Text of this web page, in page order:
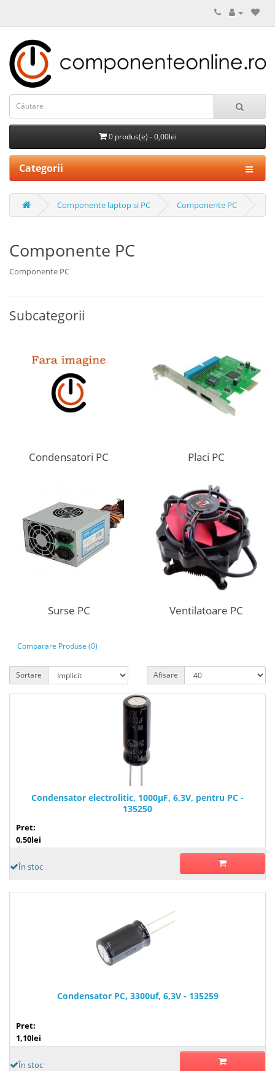
0 produs(e) - 0,00lei
Categorii
Componente laptop si PC Componente PC
Componente PC
Componente PC
Subcategorii
Condensatori PC Placi PC
Surse PC Ventilatoare PC
Comparare Produse (0)
Sortare Afisare
Condensator electrolitic, 1000µF, 6,3V, pentru PC -
135250
Pret:
0,50lei
În stoc
Condensator PC, 3300uf, 6,3V - 135259
Pret:
1,10lei
În stoc